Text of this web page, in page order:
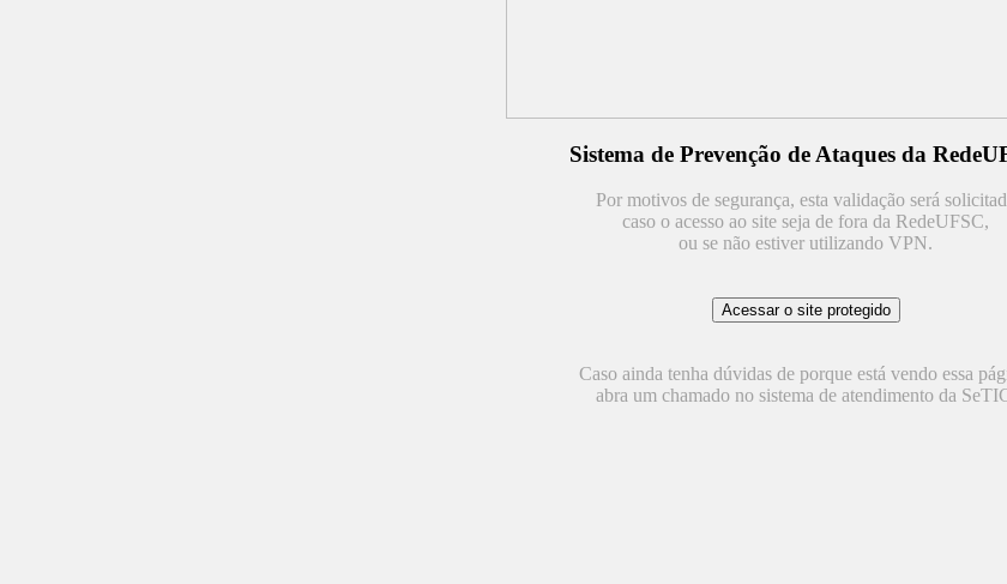
Sistema de Prevenção de Ataques da
Por motivos de segurança, esta validação será
caso o acesso ao site seja de fora da RedeUFSC,
ou se não estiver utilizando VPN.
Caso ainda tenha dúvidas de porque está vendo essa
abra um chamado no sistema de atendimento da